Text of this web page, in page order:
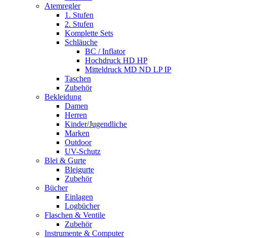
Atemregler
1. Stufen
2. Stufen
Komplette Sets
Schläuche
BC / Inflator
Hochdruck HD HP
Mitteldruck MD ND LP IP
Taschen
Zubehör
Bekleidung
Damen
Herren
Kinder/Jugendliche
Marken
Outdoor
UV-Schutz
Blei & Gurte
Bleigurte
Zubehör
Bücher
Einlagen
Logbücher
Flaschen & Ventile
Zubehör
Instrumente & Computer